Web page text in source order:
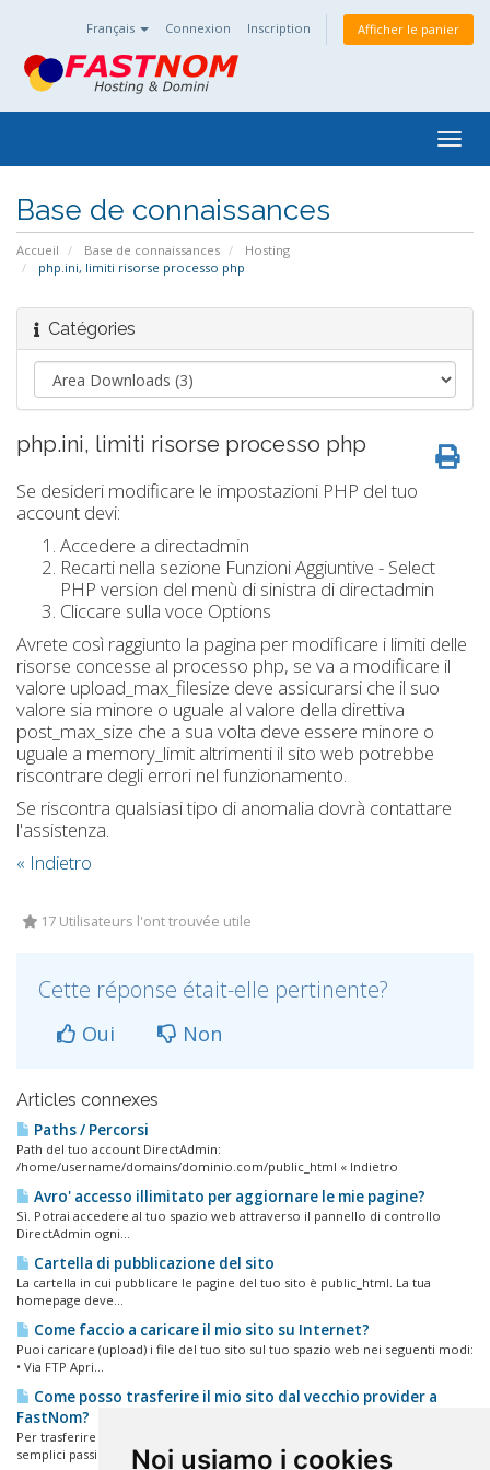
Noi usiamo i cookies
Français Connexion Inscription Afficher le panier
Base de connaissances
Accueil Base de connaissances
Hosting
php.ini, limiti risorse processo php
Catégories
php.ini, limiti risorse processo php
Se desideri modificare le impostazioni PHP del tuo
account devi:
Accedere a directadmin
Recarti nella sezione Funzioni Aggiuntive - Select
PHP version del menù di sinistra di directadmin
Cliccare sulla voce Options
Avrete così raggiunto la pagina per modificare i limiti delle
risorse concesse al processo php, se va a modificare il
valore upload_max_filesize deve assicurarsi che il suo
valore sia minore o uguale al valore della direttiva
post_max_size che a sua volta deve essere minore o
uguale a memory_limit altrimenti il sito web potrebbe
riscontrare degli errori nel funzionamento.
Se riscontra qualsiasi tipo di anomalia dovrà contattare
l'assistenza.
« Indietro
17 Utilisateurs l'ont trouvée utile
Cette réponse était-elle pertinente?
Oui Non
Articles connexes
Paths / Percorsi
Path del tuo account DirectAdmin:
/home/username/domains/dominio.com/public_html « Indietro
Avro' accesso illimitato per aggiornare le mie pagine?
Sì. Potrai accedere al tuo spazio web attraverso il pannello di controllo
DirectAdmin ogni...
Cartella di pubblicazione del sito
La cartella in cui pubblicare le pagine del tuo sito è public_html. La tua
homepage deve...
Come faccio a caricare il mio sito su Internet?
Puoi caricare (upload) i file del tuo sito sul tuo spazio web nei seguenti modi:
• Via FTP Apri...
Come posso trasferire il mio sito dal vecchio provider a
FastNom?
Per trasferire in sicurezza il tuo sito, senza perdita di dati, segui questi
semplici passi:...